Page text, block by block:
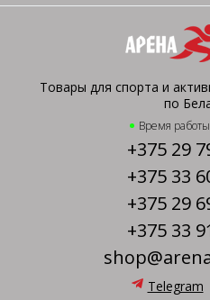
Товары для спорта и
по
Время
+375 29
+375 33
+375 29
+375 33
Telegram